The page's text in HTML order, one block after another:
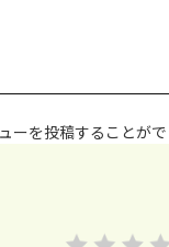
ーを投稿することがで